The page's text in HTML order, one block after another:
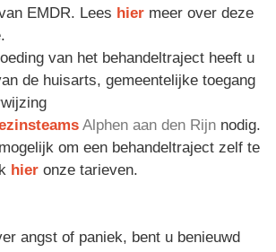
EMDR. Lees hier meer over deze
van het behandeltraject heeft u
de huisarts, gemeentelijke toegang
Alphen aan den Rijn nodig.
om een behandeltraject zelf te
hier onze tarieven.
angst of paniek, bent u benieuwd